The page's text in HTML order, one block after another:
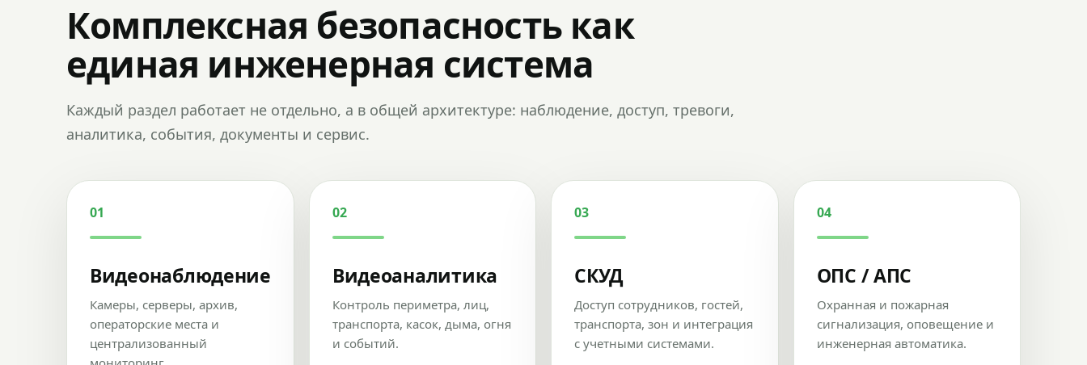
Комплексная безопасность как
единая инженерная система
Каждый раздел работает не отдельно, а в общей архитектуре: наблюдение, доступ, тревоги,
аналитика, события, документы и сервис.
01
Видеонаблюдение
Камеры, серверы, архив,
операторские места и
централизованный
02
Видеоаналитика
Контроль периметра, лиц,
транспорта, касок, дыма, огня
и событий.
03
СКУД
Доступ сотрудников, гостей,
транспорта, зон и интеграция
с учетными системами.
04
ОПС / АПС
Охранная и пожарная
сигнализация, оповещение и
инженерная автоматика.